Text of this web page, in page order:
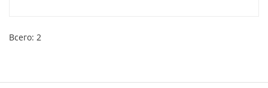
Всего: 2